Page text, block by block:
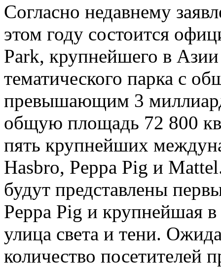
Согласно недавнему
этом году состоится
Park, крупнейшего в Азии
тематического парка с
превышающим 3
общую площадь 72 800
пять крупнейших
Hasbro, Peppa Pig и
будут представлены
Peppa Pig и крупнейшая
улица света и тени.
количество посетителей